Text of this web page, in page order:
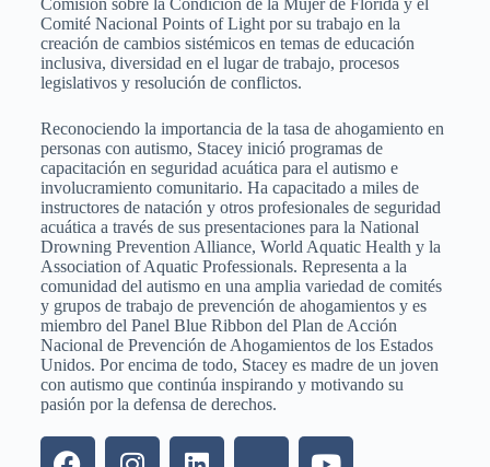
Comisión sobre la Condición de la Mujer de Florida y el
Comité Nacional Points of Light por su trabajo en la
creación de cambios sistémicos en temas de educación
inclusiva, diversidad en el lugar de trabajo, procesos
legislativos y resolución de conflictos.
Reconociendo la importancia de la tasa de ahogamiento en
personas con autismo, Stacey inició programas de
capacitación en seguridad acuática para el autismo e
involucramiento comunitario. Ha capacitado a miles de
instructores de natación y otros profesionales de seguridad
acuática a través de sus presentaciones para la National
Drowning Prevention Alliance, World Aquatic Health y la
Association of Aquatic Professionals. Representa a la
comunidad del autismo en una amplia variedad de comités
y grupos de trabajo de prevención de ahogamientos y es
miembro del Panel Blue Ribbon del Plan de Acción
Nacional de Prevención de Ahogamientos de los Estados
Unidos. Por encima de todo, Stacey es madre de un joven
con autismo que continúa inspirando y motivando su
pasión por la defensa de derechos.